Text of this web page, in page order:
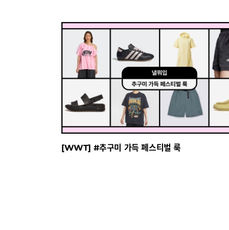
[WWT] #추구미 가득 페스티벌 룩